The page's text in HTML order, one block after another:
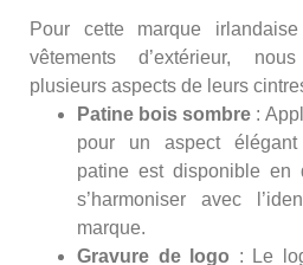
Pour cette marque
vêtements d’extérieur,
plusieurs aspects de leurs
Patine bois sombre :
pour un aspect
patine est disponible en
s’harmoniser avec
marque.
Gravure de logo : Le